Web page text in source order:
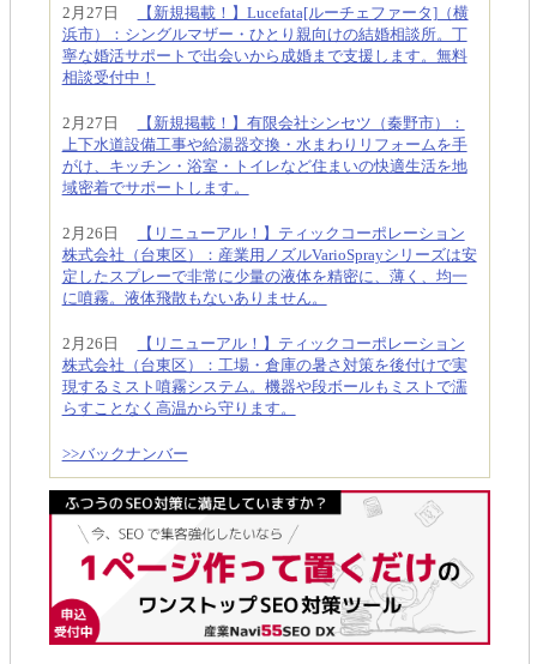
2月27日
【新規掲載！】Lucefata[ルーチェファータ]（横
浜市）：シングルマザー・ひとり親向けの結婚相談所。丁
寧な婚活サポートで出会いから成婚まで支援します。無料
相談受付中！
2月27日
【新規掲載！】有限会社シンセツ（秦野市）：
上下水道設備工事や給湯器交換・水まわりリフォームを手
がけ、キッチン・浴室・トイレなど住まいの快適生活を地
域密着でサポートします。
2月26日
【リニューアル！】ティックコーポレーション
株式会社（台東区）：産業用ノズルVarioSprayシリーズは安
定したスプレーで非常に少量の液体を精密に、薄く、均一
に噴霧。液体飛散もないありません。
2月26日
【リニューアル！】ティックコーポレーション
株式会社（台東区）：工場・倉庫の暑さ対策を後付けで実
現するミスト噴霧システム。機器や段ボールもミストで濡
らすことなく高温から守ります。
>>バックナンバー